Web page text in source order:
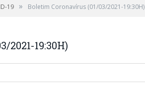
19 » Boletim Coronavírus (01/03/2021-19:30H)
2021-19:30H)